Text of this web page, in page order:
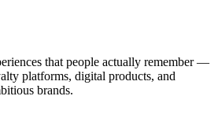
that people actually remember —
platforms, digital products, and
brands.